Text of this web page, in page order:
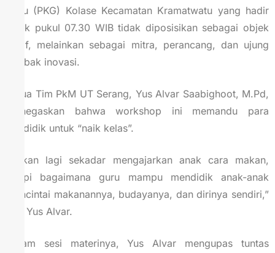
Guru (PKG) Kolase Kecamatan Kramatwatu yang hadir
sejak pukul 07.30 WIB tidak diposisikan sebagai objek
pasif, melainkan sebagai mitra, perancang, dan ujung
tombak inovasi.
Ketua Tim PkM UT Serang, Yus Alvar Saabighoot, M.Pd,
menegaskan bahwa workshop ini memandu para
pendidik untuk “naik kelas”.
“Bukan lagi sekadar mengajarkan anak cara makan,
tetapi bagaimana guru mampu mendidik anak-anak
mencintai makanannya, budayanya, dan dirinya sendiri,”
ujar Yus Alvar.
Dalam sesi materinya, Yus Alvar mengupas tuntas